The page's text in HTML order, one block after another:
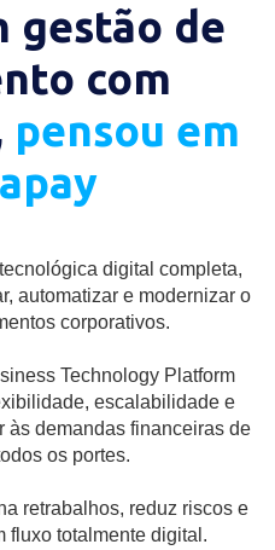
gestão de
com
pensou em
digital completa,
automatizar e modernizar o
corporativos.
Technology Platform
escalabilidade e
às demandas financeiras de
os portes.
retrabalhos, reduz riscos e
fluxo totalmente digital.